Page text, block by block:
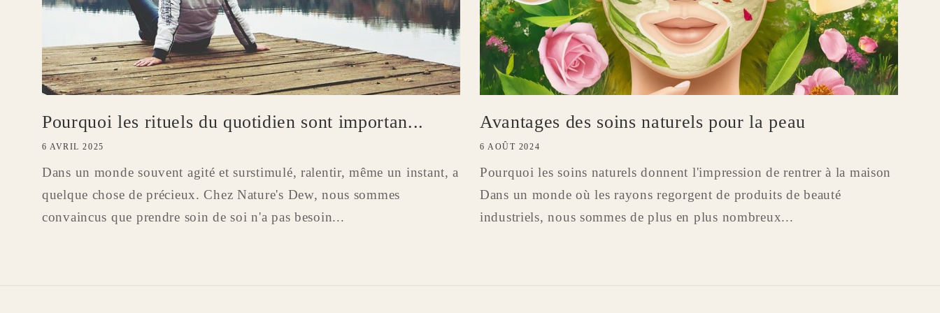
Pourquoi les rituels du quotidien sont importan...
6 AVRIL 2025
Dans un monde souvent agité et surstimulé, ralentir, même un instant, a
quelque chose de précieux. Chez Nature's Dew, nous sommes
convaincus que prendre soin de soi n'a pas besoin...
Avantages des soins naturels pour la peau
6 AOÛT 2024
Pourquoi les soins naturels donnent l'impression de rentrer à la maison
Dans un monde où les rayons regorgent de produits de beauté
industriels, nous sommes de plus en plus nombreux...